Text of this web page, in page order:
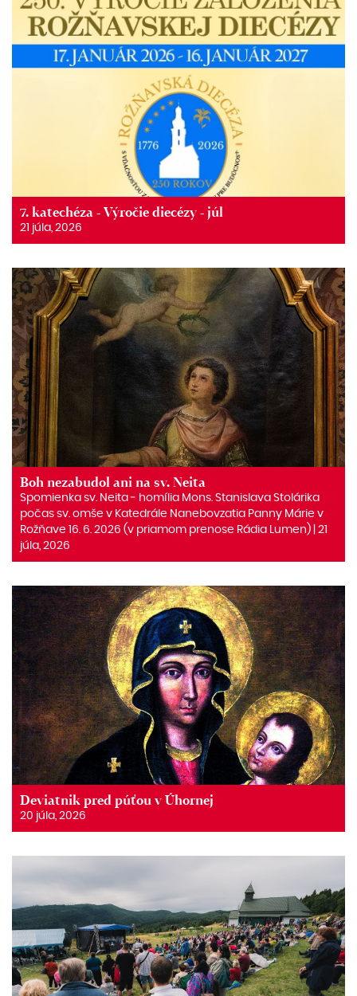
7. katechéza - Výročie diecézy - júl
21 júla, 2026
Boh nezabudol ani na sv. Neita
Spomienka sv. Neita ‒ homília Mons. Stanislava Stolárika
počas sv. omše v Katedrále Nanebovzatia Panny Márie v
Rožňave 16. 6. 2026 (v priamom prenose Rádia Lumen) | 21
júla, 2026
Deviatnik pred púťou v Úhornej
20 júla, 2026